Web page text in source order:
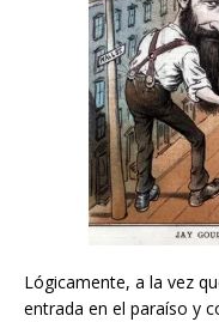
Lógicamente, a la vez
entrada en el paraíso y